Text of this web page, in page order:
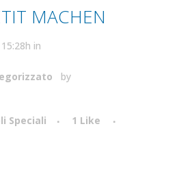
MACHEN
in
by
Speciali 1 Like
comando